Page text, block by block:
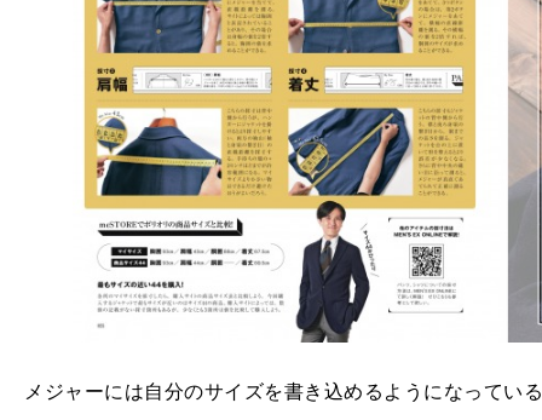
メジャーには自分のサイズを書き込めるようになってい